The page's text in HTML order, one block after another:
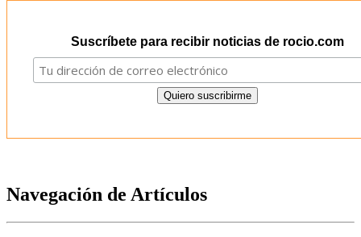
Suscríbete para recibir noticias de rocio.com
Navegación de Artículos